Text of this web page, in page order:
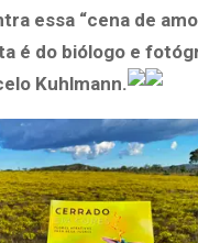
essa “cena de
é do biólogo e
Kuhlmann.